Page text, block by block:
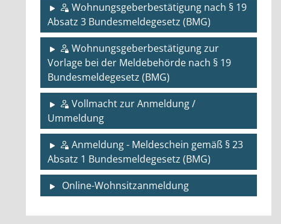
Wohnungsgeberbestätigung nach § 19
Absatz 3 Bundesmeldegesetz (BMG)
Wohnungsgeberbestätigung zur
Vorlage bei der Meldebehörde nach § 19
Bundesmeldegesetz (BMG)
Vollmacht zur Anmeldung /
Ummeldung
Anmeldung - Meldeschein gemäß § 23
Absatz 1 Bundesmeldegesetz (BMG)
Online-Wohnsitzanmeldung